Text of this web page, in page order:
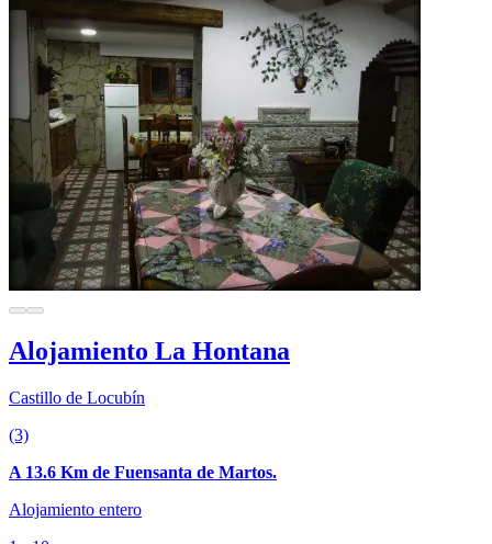
Alojamiento La Hontana
Castillo de Locubín
(3)
A 13.6 Km de Fuensanta de Martos.
Alojamiento entero